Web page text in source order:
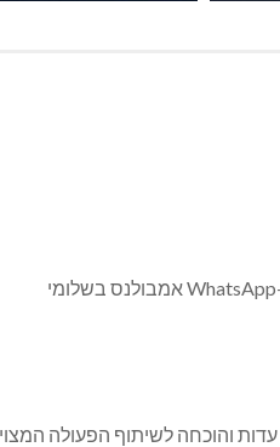
והוכחה לשיתוף הפעולה המצוין